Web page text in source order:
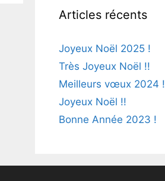
Articles récents
Joyeux Noël 2025 !
Très Joyeux Noël !!
Meilleurs vœux 2024 !
Joyeux Noël !!
Bonne Année 2023 !